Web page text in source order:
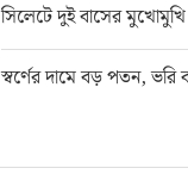
সিলেটে দুই বাসের
স্বর্ণের দামে বড় পতন,